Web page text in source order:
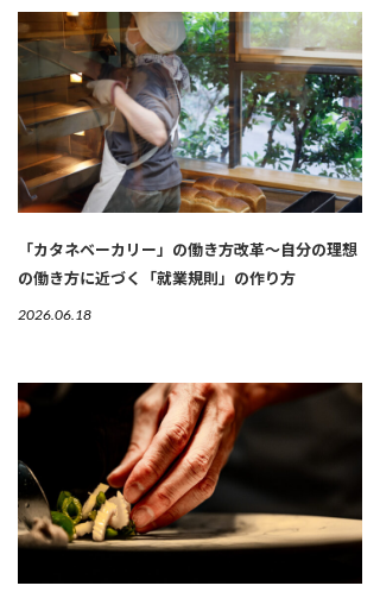
「カタネベーカリー」の働き方改革～自分の理想
の働き方に近づく「就業規則」の作り方
2026.06.18